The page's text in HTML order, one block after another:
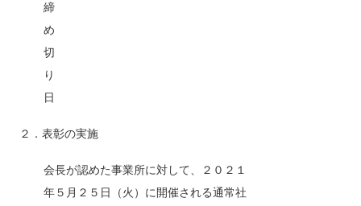
締
め
切
り
日
２．表彰の実施
会長が認めた事業所に対して、２０２１
年５月２５日（火）に開催される通常社